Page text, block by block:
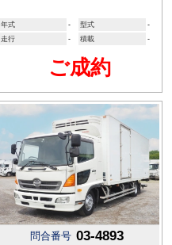
年式 - 型式
-
走行
- 積載 -
ご成約
問合番号 03-4893